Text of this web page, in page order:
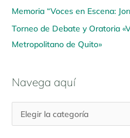
Memoria “Voces en Escena:
Torneo de Debate y Oratoria
Metropolitano de Quito»
Navega aquí